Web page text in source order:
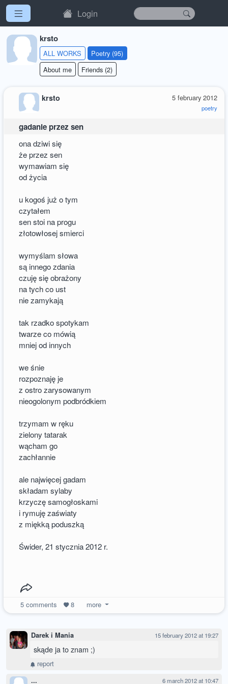
Login
krsto
ALL WORKS
Poetry (95)
About me
Friends (2)
5 february 2012
poetry
krsto
gadanie przez sen
ona dziwi się
że przez sen
wymawiam się
od życia
u kogoś już o tym
czytałem
sen stoi na progu
złotowłosej smierci
wymyślam słowa
są innego zdania
czuję się obrażony
na tych co ust
nie zamykają
tak rzadko spotykam
twarze co mówią
mniej od innych
we śnie
rozpoznaję je
z ostro zarysowanym
nieogolonym podbródkiem
trzymam w ręku
zielony tatarak
wącham go
zachłannie
ale najwięcej gadam
składam sylaby
krzyczę samogłoskami
i rymuję zaświaty
z miękką poduszką
Świder, 21 stycznia 2012 r.
5comments 8 more
Darek i Mania 15 february 2012 at 19:27
skąde ja to znam ;)
report
... 6 march 2012 at 10:47